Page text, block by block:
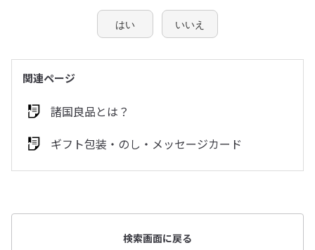
はい いいえ
関連ページ
諸国良品とは？
ギフト包装・のし・メッセージカード
検索画面に戻る